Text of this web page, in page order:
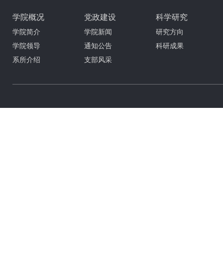
学院概况
学院简介
学院领导
系所介绍
党政建设
学院新闻
通知公告
支部风采
科学研究
研究方向
科研成果